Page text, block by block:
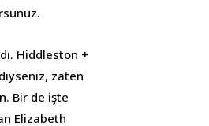
Hiddleston +
zaten
Bir de işte
Elizabeth